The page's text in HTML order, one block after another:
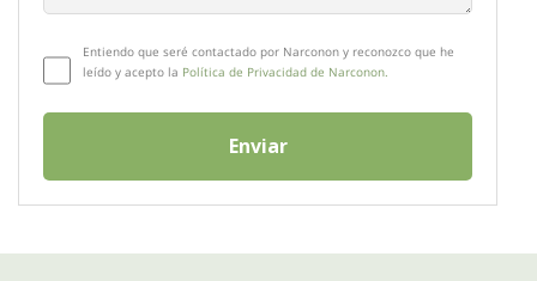
Entiendo que seré contactado por Narconon y reconozco que he
leído y acepto la Política de Privacidad de Narconon.
Enviar